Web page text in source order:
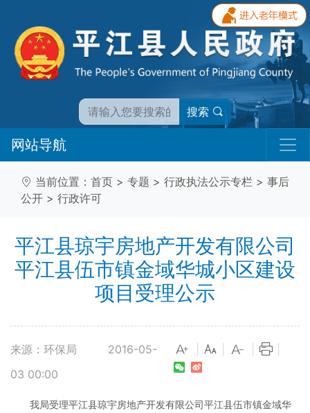
搜索
网站导航
当前位置： 首页 > 专题 > 行政执法公示专栏 > 事后
公开 > 行政许可
平江县琼宇房地产开发有限公司
平江县伍市镇金域华城小区建设
项目受理公示
来源：环保局
2016-05-
03 00:00
我局受理平江县琼宇房地产开发有限公司平江县伍市镇金域华